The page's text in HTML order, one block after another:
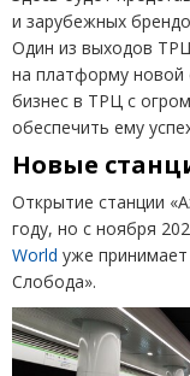
и зарубежных
Один из выходов
на платформу новой
бизнес в ТРЦ с
обеспечить ему
Новые
Открытие станции «
году, но с ноября
World уже
Слобода».